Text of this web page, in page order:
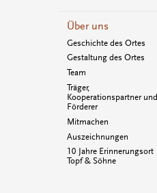
Über uns
Geschichte des Ortes
Gestaltung des Ortes
Team
Träger,
Kooperationspartner und
Förderer
Mitmachen
Auszeichnungen
10 Jahre Erinnerungsort
Topf & Söhne